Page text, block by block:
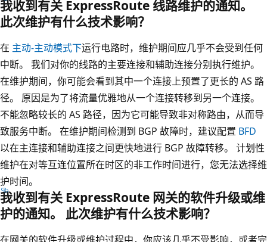
我收到有关 ExpressRoute 线路维护的通知。
此次维护有什么技术影响？
在 主动-主动模式下运行电路时，维护期间应几乎不会受到任何
中断。 我们对你的线路的主要连接和辅助连接分别执行维护。
在维护期间，你可能会看到其中一个连接上预置了更长的 AS 路
径。 原因是为了将流量优雅地从一个连接转移到另一个连接。
不能忽略较长的 AS 路径，因为它可能导致非对称路由，从而导
致服务中断。 在维护期间检测到 BGP 故障时，建议配置 BFD
以在主连接和辅助连接之间更快地进行 BGP 故障转移。 计划性
维护在对等互连位置所在时区的非工作时间进行，您无法选择维
护时间。
我收到有关 ExpressRoute 网关的软件升级或维
护的通知。 此次维护有什么技术影响？